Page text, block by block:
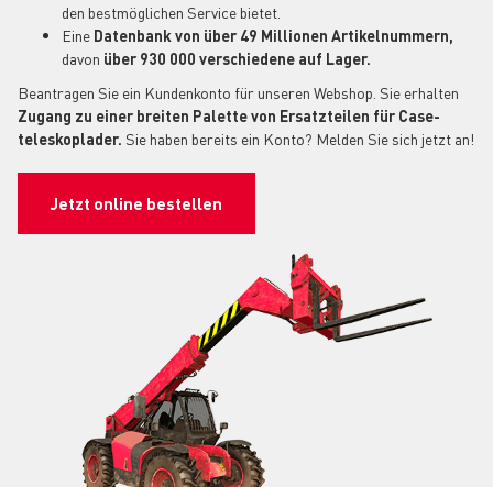
den bestmöglichen Service bietet.
Eine Datenbank von über 49 Millionen Artikelnummern,
davon über 930 000 verschiedene auf Lager.
Beantragen Sie ein Kundenkonto für unseren Webshop. Sie erhalten
Zugang zu einer breiten Palette von Ersatzteilen für Case-
teleskoplader. Sie haben bereits ein Konto? Melden Sie sich jetzt an!
Jetzt online bestellen